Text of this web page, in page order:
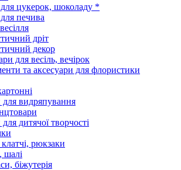
цукерок, шоколаду *
печива
дріт
декор
для весіль, вечірок
та аксесуари для флористики
видряпування
дитячої творчості
рюкзаки
біжутерія